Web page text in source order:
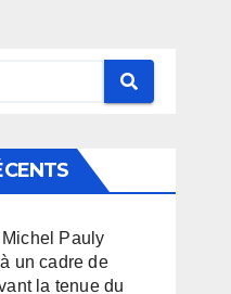
Pauly
un cadre de
la tenue du